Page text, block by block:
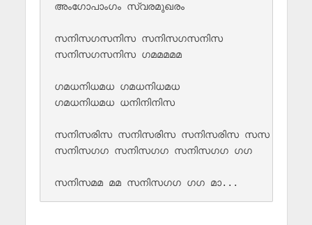
അംഗോപാംഗം സ്വരമുഖരം
സനിസഗസനിസ സനിസഗസനിസ
സനിസഗസനിസ ഗമമമമമ
ഗമധനിധമധ ഗമധനിധമധ
ഗമധനിധമധ ധനിനിനിസ
സനിസരിസ സനിസരിസ സനിസരിസ സസ
സനിസഗഗ സനിസഗഗ സനിസഗഗ ഗഗ